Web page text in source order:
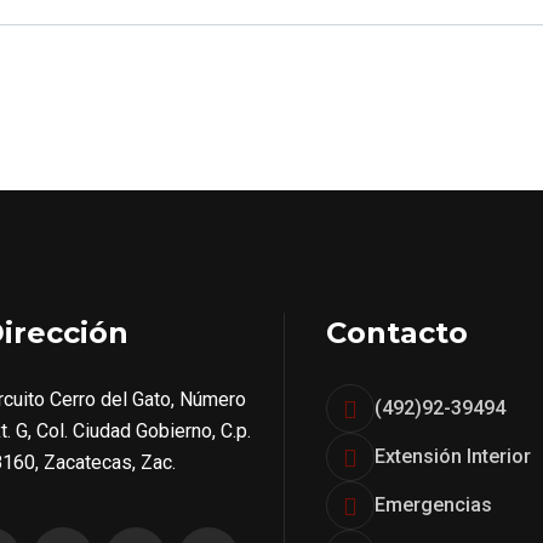
Cerro del Gato, Número
G, Col. Ciudad Gobierno, C.p.
Zacatecas, Zac.
Contacto
(492)92-39494
Extensión Interior
Emergencias